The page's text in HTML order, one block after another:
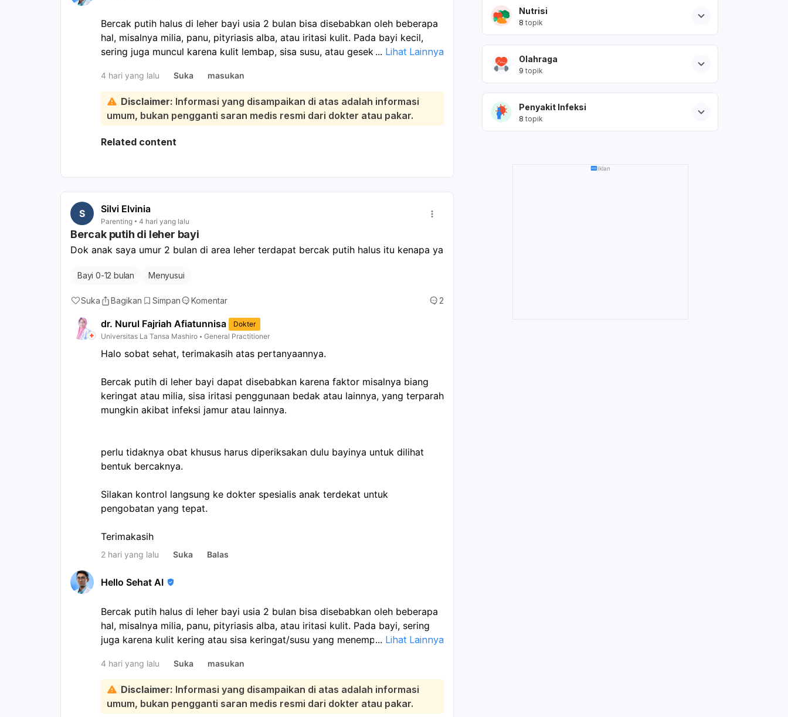
Bercak putih halus di leher bayi usia 2 bulan bisa disebabkan oleh beberapa
hal, misalnya milia, panu, pityriasis alba, atau iritasi kulit. Pada bayi kecil,
sering juga muncul karena kulit lembap, sisa susu, atau gesekan di lipatan
penyebabnya:
Sementara ini, jaga area leher bayi tetap bersih dan kering, bersihkan lembut
dengan air hangat, lalu keringkan benar-benar setelah mandi atau setelah
minum susu. Hindari menggosok terlalu keras dan jangan memakai obat
sembarangan tanpa anjuran dokter. Jika bercaknya makin banyak, merah,
... Lihat Lainnya
4 hari yang lalu Suka masukan
Disclaimer: Informasi yang disampaikan di atas adalah informasi
umum, bukan pengganti saran medis resmi dari dokter atau pakar.
Related content
S Silvi Elvinia
Parenting 4 hari yang lalu
Bercak putih di leher bayi
Dok anak saya umur 2 bulan di area leher terdapat bercak putih halus itu kenapa ya
Bayi 0-12 bulan Menyusui
Suka Bagikan Simpan Komentar 2
dr. Nurul Fajriah Afiatunnisa
Dokter
Universitas La Tansa Mashiro
General Practitioner
Halo sobat sehat, terimakasih atas pertanyaannya.
Bercak putih di leher bayi dapat disebabkan karena faktor misalnya biang
keringat atau milia, sisa iritasi penggunaan bedak atau lainnya, yang terparah
mungkin akibat infeksi jamur atau lainnya.
perlu tidaknya obat khusus harus diperiksakan dulu bayinya untuk dilihat
bentuk bercaknya.
Silakan kontrol langsung ke dokter spesialis anak terdekat untuk
pengobatan yang tepat.
Terimakasih
2 hari yang lalu Suka Balas
Hello Sehat AI
Bercak putih halus di leher bayi usia 2 bulan bisa disebabkan oleh beberapa
hal, misalnya milia, panu, pityriasis alba, atau iritasi kulit. Pada bayi, sering
juga karena kulit kering atau sisa keringat/susu yang menempel di lipatan
penyebabnya:
Sementara ini, jaga area leher tetap bersih dan kering, mandikan dengan
lembut, lalu oleskan pelembap bayi bila kulit tampak kering. Hindari
menggosok terlalu keras atau memakai produk yang beraroma. Jika
... Lihat Lainnya
4 hari yang lalu Suka masukan
Disclaimer: Informasi yang disampaikan di atas adalah informasi
umum, bukan pengganti saran medis resmi dari dokter atau pakar.
Nutrisi
8 topik
Olahraga
9 topik
Penyakit Infeksi
8 topik
Iklan